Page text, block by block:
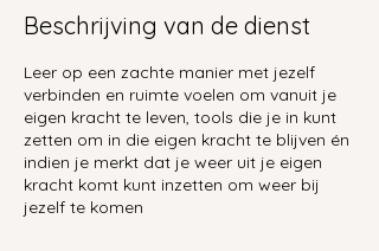
Beschrijving van de dienst
Leer op een zachte manier met jezelf
verbinden en ruimte voelen om vanuit je
eigen kracht te leven, tools die je in kunt
zetten om in die eigen kracht te blijven én
indien je merkt dat je weer uit je eigen
kracht komt kunt inzetten om weer bij
jezelf te komen